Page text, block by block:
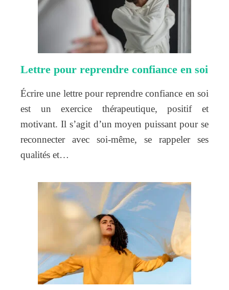
Lettre pour reprendre confiance en soi
Écrire une lettre pour reprendre confiance en soi
est un exercice thérapeutique, positif et
motivant. Il s’agit d’un moyen puissant pour se
reconnecter avec soi-même, se rappeler ses
qualités et…